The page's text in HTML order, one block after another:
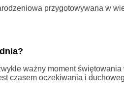
przygotowywana w
ważny moment
czasem oczekiwania i